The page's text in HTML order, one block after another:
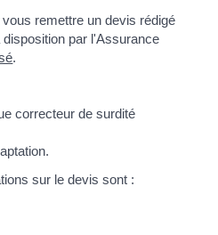
remettre un devis rédigé
par l'Assurance
.
correcteur de surdité
sur le devis sont :